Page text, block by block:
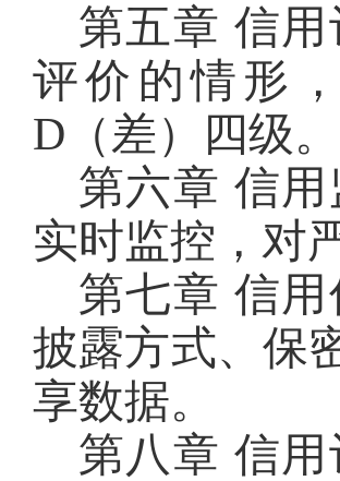
第五章 信
评价的情形
D（差）四级。
第六章 信
实时监控，对
第七章 信
披露方式、保
享数据。
第八章 信